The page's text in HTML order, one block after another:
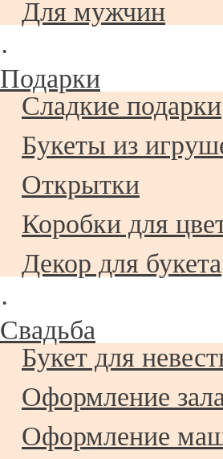
Для мужчин
·
Подарки
Сладкие подарки
Букеты из
Открытки
Коробки для
Декор для букета
·
Свадьба
Букет для
Оформление зала
Оформление